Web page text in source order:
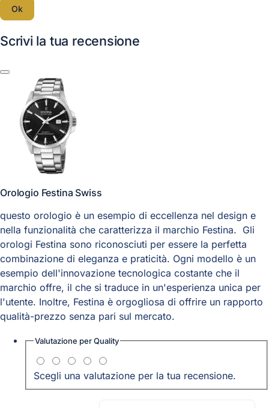
Ok
Scrivi la tua recensione
Orologio Festina Swiss
questo orologio è un esempio di eccellenza nel design e
nella funzionalità che caratterizza il marchio Festina. Gli
orologi Festina sono riconosciuti per essere la perfetta
combinazione di eleganza e praticità. Ogni modello è un
esempio dell'innovazione tecnologica costante che il
marchio offre, il che si traduce in un'esperienza unica per
l'utente. Inoltre, Festina è orgogliosa di offrire un rapporto
qualità-prezzo senza pari sul mercato.
Valutazione perQuality
Scegli una valutazione per la tua recensione.